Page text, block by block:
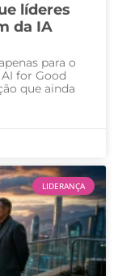
líderes
da IA
para o
for Good
que ainda
LIDERANÇA